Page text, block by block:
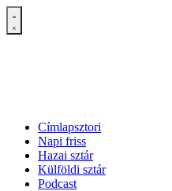
Címlapsztori
Napi friss
Hazai sztár
Külföldi sztár
Podcast